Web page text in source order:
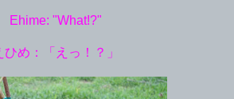
Ehime: "What!?"
ひめ：「えっ！？」